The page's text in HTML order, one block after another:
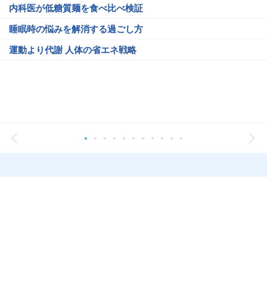
内科医が低糖質麺を食べ比べ検証
睡眠時の悩みを解消する過ごし方
運動より代謝 人体の省エネ戦略